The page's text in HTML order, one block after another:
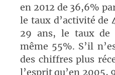
en 2012 de 36,6%
le taux d’activité de
29 ans, le taux de
même 55%. S’il
des chiffres plus
l’esprit qu’en 2005,